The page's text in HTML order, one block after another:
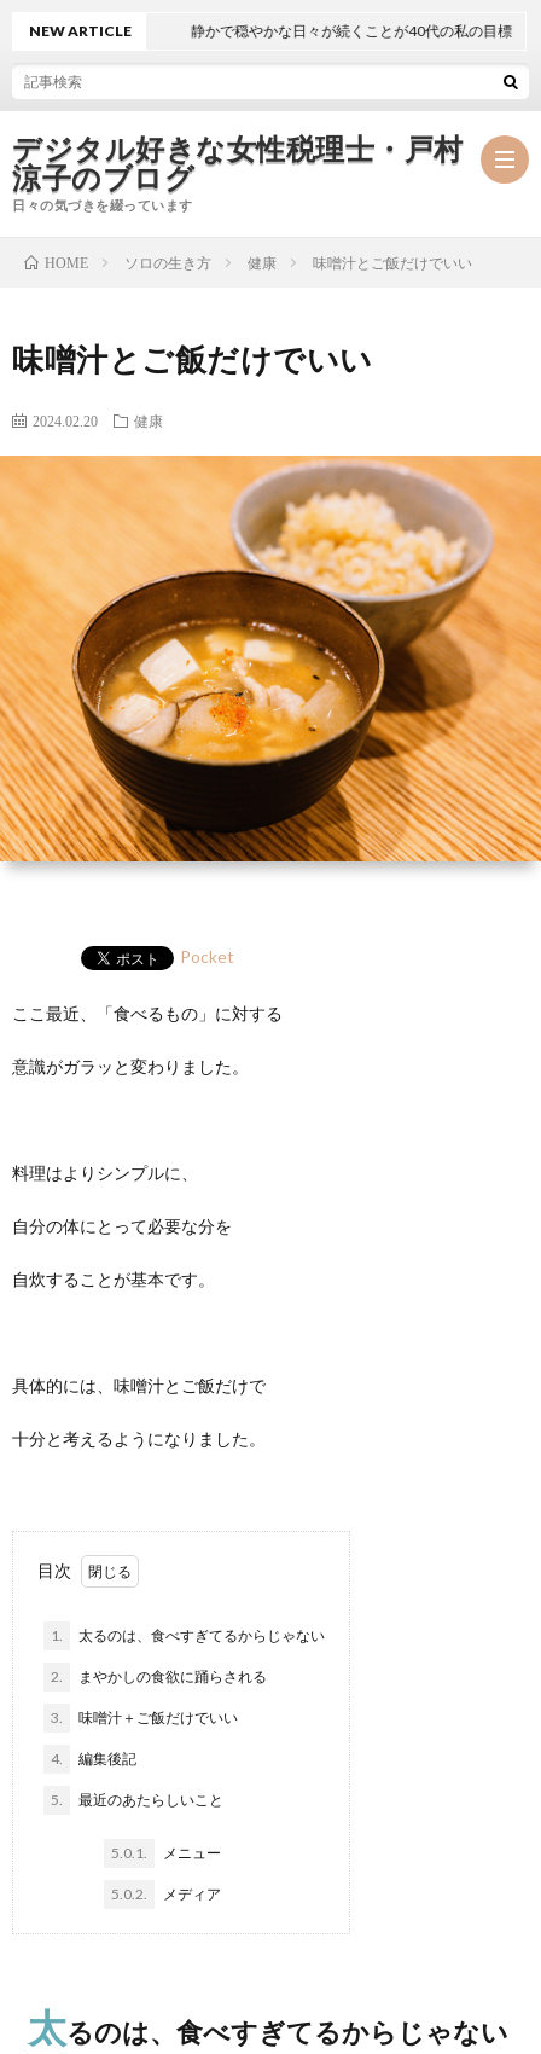
デジタル好きな女性税理士・戸村
涼子のブログ
日々の気づきを綴っています
ィ
ー
ル
所
HP
ル
ガ
執
セ
ミ
ナ
ー・
講
NEW ARTICLE静かで穏やかな日々が続くことが40代の私の目標
HOME ソロの生き方 健康 味噌汁とご飯だけでいい
味噌汁とご飯だけでいい
2024.02.20 健康
Pocket
ここ最近、「食べるもの」に対する
意識がガラッと変わりました。
料理はよりシンプルに、
自分の体にとって必要な分を
自炊することが基本です。
具体的には、味噌汁とご飯だけで
十分と考えるようになりました。
目次
1. 太るのは、食べすぎてるからじゃない
2. まやかしの食欲に踊らされる
3. 味噌汁＋ご飯だけでいい
4. 編集後記
5. 最近のあたらしいこと
5.0.1. メニュー
5.0.2. メディア
太るのは、食べすぎてるからじゃない